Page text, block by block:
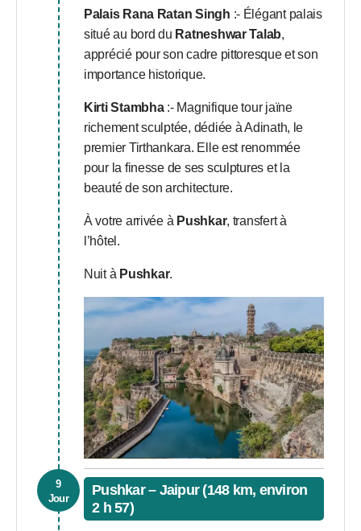
Palais Rana Ratan Singh :- Élégant palais
situé au bord du Ratneshwar Talab,
apprécié pour son cadre pittoresque et son
importance historique.
Kirti Stambha:- Magnifique tour jaïne
richement sculptée, dédiée à Adinath, le
premier Tirthankara. Elle est renommée
pour la finesse de ses sculptures et la
beauté de son architecture.
À votre arrivée à Pushkar, transfert à
l’hôtel.
Nuit à Pushkar.
9
Jour
Pushkar – Jaipur (148 km, environ
2 h 57)